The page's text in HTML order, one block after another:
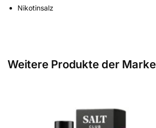
Nikotinsalz
Weitere Produkte der Marke